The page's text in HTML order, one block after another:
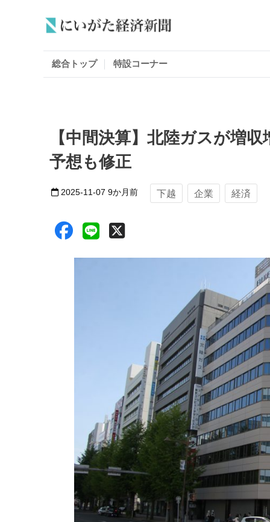
総合トップ 特設コーナー
【中間決算】北陸ガスが増
予想も修正
2025-11-07 9か月前 下越 企業 経済